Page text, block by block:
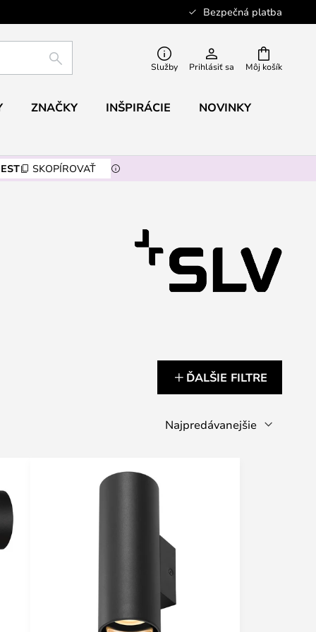
Bezpečná platba
Môj košík
HĽADAŤ Služby Prihlásiť sa
ZNAČKY INŠPIRÁCIE NOVINKY
SKOPÍROVAŤ
ĎALŠIE FILTRE